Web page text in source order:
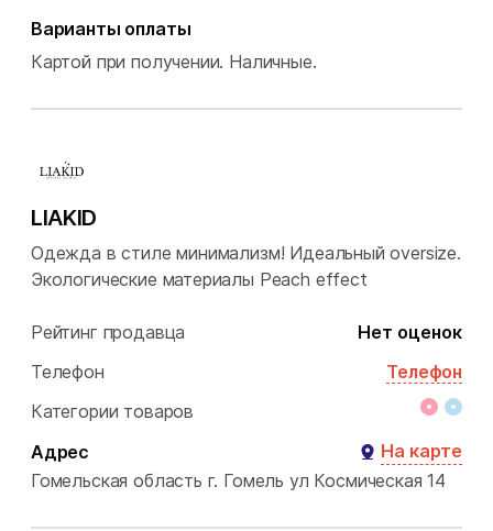
Варианты оплаты
Картой при получении. Наличные.
LIAKID
Одежда в стиле минимализм! Идеальный oversize.
Экологические материалы Peach effect
Рейтинг продавца
Нет оценок
Телефон
Телефон
Категории товаров
Адрес
На карте
Гомельская область г. Гомель ул Космическая 14